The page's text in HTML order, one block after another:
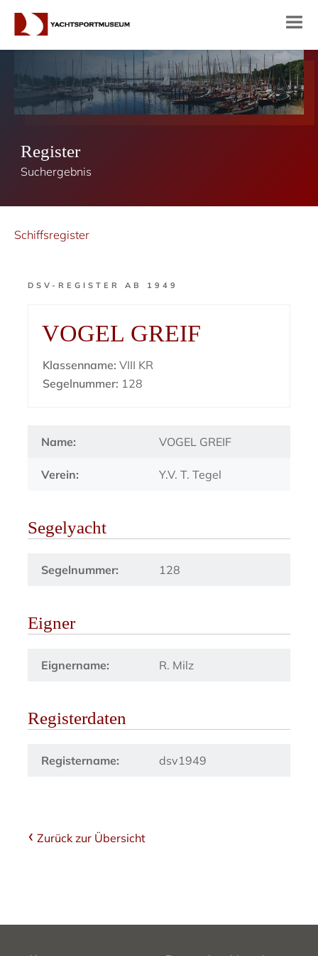
Register
Suchergebnis
Schiffsregister
DSV-REGISTER AB 1949
VOGEL GREIF
Klassenname: VIII KR
Segelnummer: 128
Name: VOGEL GREIF
Verein: Y.V. T. Tegel
Segelyacht
Segelnummer: 128
Eigner
Eignername: R. Milz
Registerdaten
Registername: dsv1949
Zurück zur Übersicht